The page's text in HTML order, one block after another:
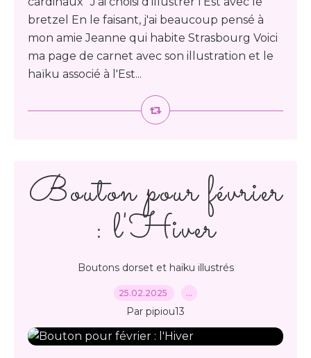
bretzel En le faisant, j'ai beaucoup pensé à
mon amie Jeanne qui habite Strasbourg Voici
ma page de carnet avec son illustration et le
haïku associé à l'Est...
Bouton pour février
: l'Hiver
Boutons dorset et haïku illustrés
25.02.2025 …
Par pipiou13